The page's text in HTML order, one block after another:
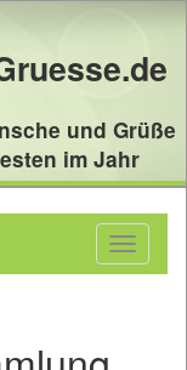
und Grüße
im Jahr
Toggle